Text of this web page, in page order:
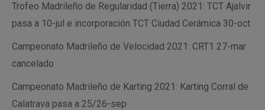
Trofeo Madrileño de Regularidad (Tierra) 2021: TCT Ajalvir
pasa a 10-jul e incorporación TCT Ciudad Cerámica 30-oct
Campeonato Madrileño de Velocidad 2021: CRT1 27-mar
cancelado
Campeonato Madrileño de Karting 2021: Karting Corral de
Calatrava pasa a 25/26-sep